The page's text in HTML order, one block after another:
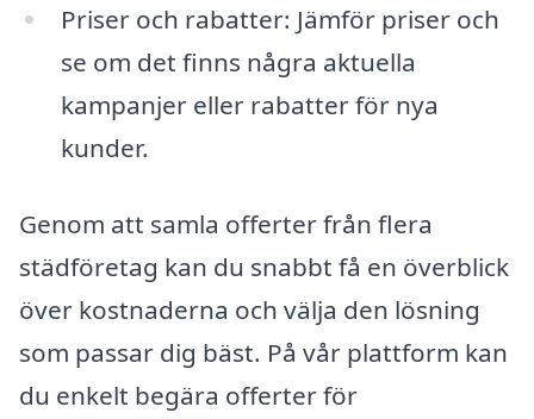
Priser och rabatter: Jämför priser och
se om det finns några aktuella
kampanjer eller rabatter för nya
kunder.
Genom att samla offerter från flera
städföretag kan du snabbt få en överblick
över kostnaderna och välja den lösning
som passar dig bäst. På vår plattform kan
du enkelt begära offerter för